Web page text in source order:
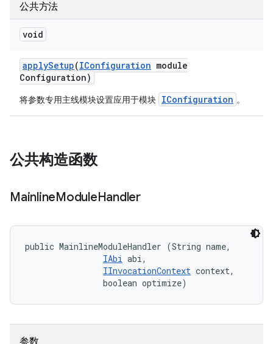
公共方法
void
applySetup(IConfiguration module
Configuration)
将参数专用主线模块设置应用于模块 IConfiguration 。
公共构造函数
MainlineModuleHandler
public MainlineModuleHandler (String name,
IAbi abi,
IInvocationContext context,
                boolean optimize)
参数